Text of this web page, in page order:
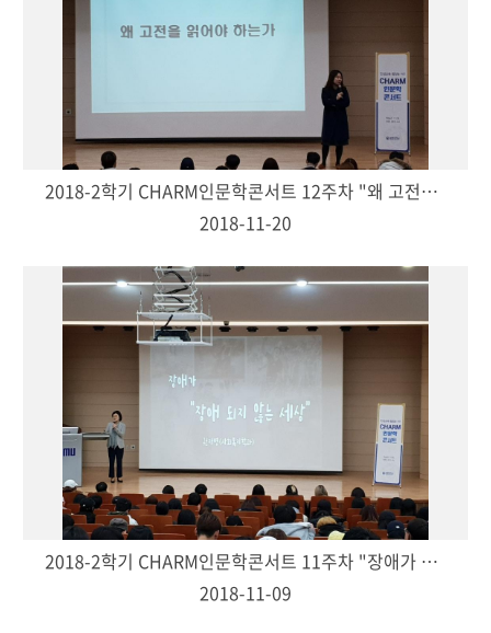
2018-2학기 CHARM인문학콘서트 12주차 "왜 고전을 읽어야 하는가?-김성연(교양대학 교수)"
2018-11-20
2018-2학기 CHARM인문학콘서트 11주차 "장애가 장애가 되지 않는 세상.-권자영(사회복지학과 교수)"
2018-11-09